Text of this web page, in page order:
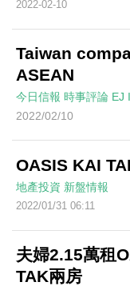
2022-02-10
Taiwan
ASEAN
今日信報 時事評論 EJ
2022/02/10
OASIS KAI
地產投資 新盤情報
2022/01/31 06:11
夫婦2.15萬租
TAK兩房